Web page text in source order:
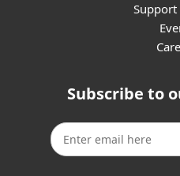
Support
Subscribe to